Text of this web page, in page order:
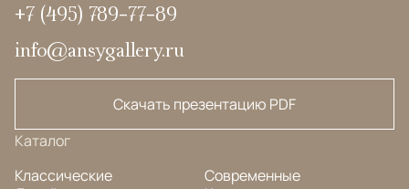
+7 (495) 789-77-89
info@ansygallery.ru
Скачать презентацию PDF
Каталог
Классические
Современные